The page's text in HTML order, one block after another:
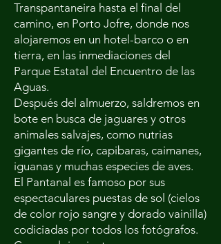
Transpantaneira hasta el final del
camino, en Porto Jofre, donde nos
alojaremos en un hotel-barco o en
tierra, en las inmediaciones del
Parque Estatal del Encuentro de las
Aguas.
Después del almuerzo, saldremos en
bote en busca de jaguares y otros
animales salvajes, como nutrias
gigantes de río, capibaras, caimanes,
iguanas y muchas especies de aves.
El Pantanal es famoso por sus
espectaculares puestas de sol (cielos
de color rojo sangre y dorado vainilla)
codiciadas por todos los fotógrafos.